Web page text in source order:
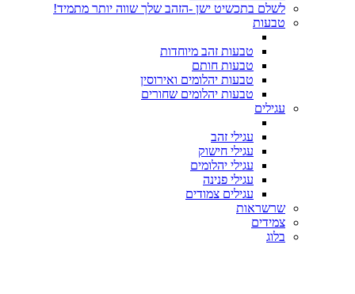
לשלם בתכשיט ישן -הזהב שלך שווה יותר מתמיד!
טבעות
טבעות זהב מיוחדות
טבעות חותם
טבעות יהלומים ואירוסין
טבעות יהלומים שחורים
עגילים
עגילי זהב
עגילי חישוק
עגילי יהלומים
עגילי פנינה
עגילים צמודים
שרשראות
צמידים
בלוג